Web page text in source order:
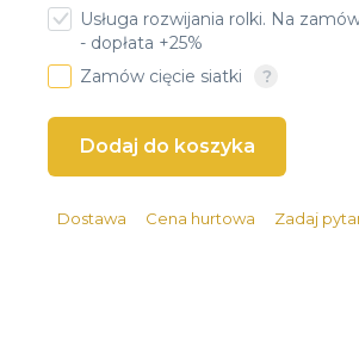
Client login
Usługa rozwijania rolki. Na
- dopłata +25%
Zamów cięcie siatki
Dostawa Cena hurtowa Zadaj